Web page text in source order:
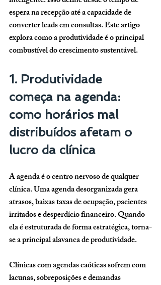
espera na recepção até a capacidade de
converter leads em consultas. Este artigo
explora como a produtividade é o principal
combustível do crescimento sustentável.
1. Produtividade
começa na agenda:
como horários mal
distribuídos afetam o
lucro da clínica
A agenda é o centro nervoso de qualquer
clínica. Uma agenda desorganizada gera
atrasos, baixas taxas de ocupação, pacientes
irritados e desperdício financeiro. Quando
ela é estruturada de forma estratégica, torna-
se a principal alavanca de produtividade.
Clínicas com agendas caóticas sofrem com
lacunas, sobreposições e demandas